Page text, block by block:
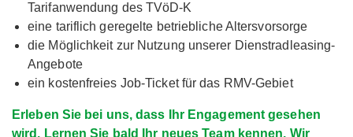
Tarifanwendung des TVöD-K
eine tariflich geregelte betriebliche Altersvorsorge
die Möglichkeit zur Nutzung unserer Dienstradleasing-
Angebote
ein kostenfreies Job-Ticket für das RMV-Gebiet
Erleben Sie bei uns, dass Ihr Engagement gesehen
wird. Lernen Sie bald Ihr neues Team kennen. Wir